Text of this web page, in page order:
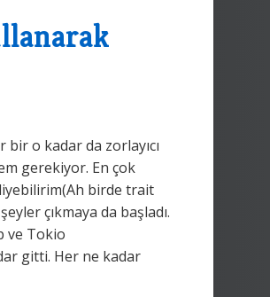
o kadar da zorlayıcı
gerekiyor. En çok
birde trait
çıkmaya da başladı.
ve Tokio
gitti. Her ne kadar